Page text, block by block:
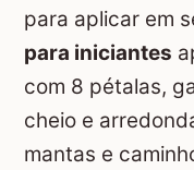
para aplicar em
para iniciantes
com 8 pétalas,
cheio e
mantas e